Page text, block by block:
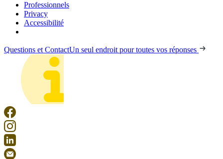
Professionnels
Privacy
Accessibilité
Questions et ContactUn seul endroit pour toutes vos réponses